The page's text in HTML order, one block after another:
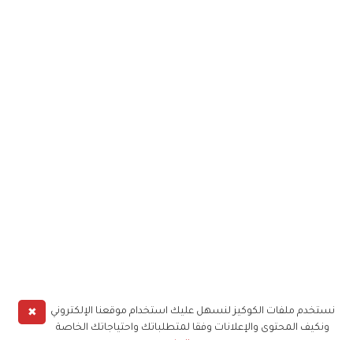
✖
نستخدم ملفات الكوكيز لنسهل عليك استخدام موقعنا الإلكتروني
ونكيف المحتوى والإعلانات وفقا لمتطلباتك واحتياجاتك الخاصة